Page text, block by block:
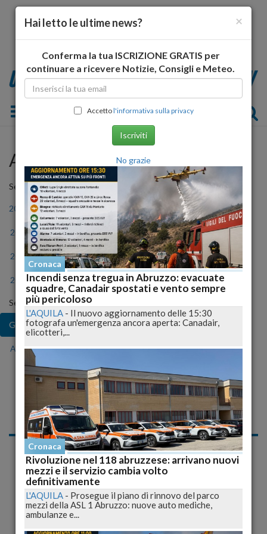
Toggle navigation
Archivio Storico
Seleziona l'anno
2006 2007 2008 2009 2011
2012 2013 2014 2015 2016 2017
2018 2019 2020 2021 2022 2023
2024 2025 2026
Seleziona il mese
Gen Feb Mar Apr Mag Giu Lug
Ago Set Ott Nov Dic
Notizie di Lunedì, 21
Gennaio 2008
« 1 2 »
Storico incontro a Valera (Venezuela) delle
associazioni abruzzesi.
L'AQUILA-Riproponiamo la diretta di sabato 19 gennaio del
×
Hai letto le ultime news?
Conferma la tua ISCRIZIONE GRATIS per
continuare a ricevere Notizie, Consigli e Meteo.
Accettol'informativa sulla privacy
Iscriviti
No grazie
Cronaca
Incendi senza tregua in Abruzzo: evacuate
squadre, Canadair spostati e vento sempre
più pericoloso
L'AQUILA - Il nuovo aggiornamento delle 15:30
fotografa un'emergenza ancora aperta: Canadair,
elicotteri,...
Cronaca
Rivoluzione nel 118 abruzzese: arrivano nuovi
mezzi e il servizio cambia volto
definitivamente
L'AQUILA - Prosegue il piano di rinnovo del parco
mezzi della ASL 1 Abruzzo: nuove auto mediche,
ambulanze e...